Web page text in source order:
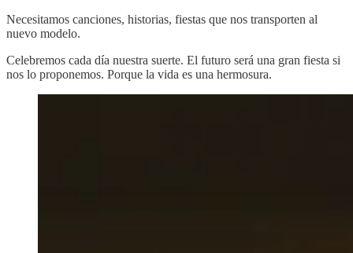
Necesitamos canciones, historias, fiestas que nos transporten al
nuevo modelo.
Celebremos cada día nuestra suerte. El futuro será una gran fiesta si
nos lo proponemos. Porque la vida es una hermosura.